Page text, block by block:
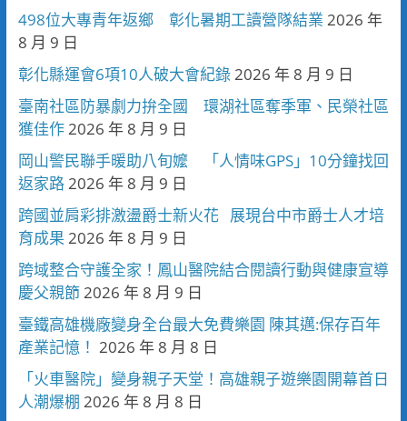
498位大專青年返鄉 彰化暑期工讀營隊結業 2026 年
8 月 9 日
彰化縣運會6項10人破大會紀錄2026 年 8 月 9 日
臺南社區防暴劇力拚全國 環湖社區奪季軍、民榮社區
獲佳作2026 年 8 月 9 日
岡山警民聯手暖助八旬嬤 「人情味GPS」10分鐘找回
返家路2026 年 8 月 9 日
跨國並肩彩排激盪爵士新火花 展現台中市爵士人才培
育成果 2026 年 8 月 9 日
跨域整合守護全家！鳳山醫院結合閱讀行動與健康宣導
慶父親節2026 年 8 月 9 日
臺鐵高雄機廠變身全台最大免費樂園 陳其邁:保存百年
產業記憶！ 2026 年 8 月 8 日
「火車醫院」變身親子天堂！高雄親子遊樂園開幕首日
人潮爆棚 2026 年 8 月 8 日